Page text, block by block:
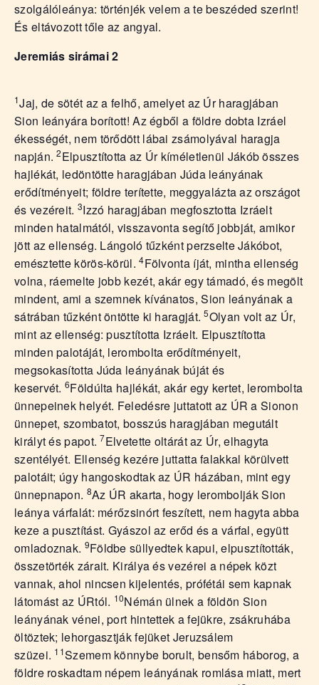
szolgálóleánya: történjék velem a te beszéded szerint!
És eltávozott tőle az angyal.
Jeremiás sirámai 2
1Jaj, de sötét az a felhő, amelyet az Úr haragjában
Sion leányára borított! Az égből a földre dobta Izráel
ékességét, nem törődött lábai zsámolyával haragja
napján.2Elpusztította az Úr kíméletlenül Jákób összes
hajlékát, ledöntötte haragjában Júda leányának
erődítményeit; földre terítette, meggyalázta az országot
és vezéreit. 3Izzó haragjában megfosztotta Izráelt
minden hatalmától, visszavonta segítő jobbját, amikor
jött az ellenség. Lángoló tűzként perzselte Jákóbot,
emésztette körös-körül.4Fölvonta íját, mintha ellenség
volna, ráemelte jobb kezét, akár egy támadó, és megölt
mindent, ami a szemnek kívánatos, Sion leányának a
sátrában tűzként öntötte ki haragját.5Olyan volt az Úr,
mint az ellenség: pusztította Izráelt. Elpusztította
minden palotáját, lerombolta erődítményeit,
megsokasította Júda leányának búját és
keservét. 6Földúlta hajlékát, akár egy kertet, lerombolta
ünnepeinek helyét. Feledésre juttatott az ÚR a Sionon
ünnepet, szombatot, bosszús haragjában megutált
királyt és papot.7Elvetette oltárát az Úr, elhagyta
szentélyét. Ellenség kezére juttatta falakkal körülvett
palotáit; úgy hangoskodtak az ÚR házában, mint egy
ünnepnapon. 8Az ÚR akarta, hogy lerombolják Sion
leánya várfalát: mérőzsinórt feszített, nem hagyta abba
keze a pusztítást. Gyászol az erőd és a várfal, együtt
omladoznak. 9Földbe süllyedtek kapui, elpusztították,
összetörték zárait. Királya és vezérei a népek közt
vannak, ahol nincsen kijelentés, prófétái sem kapnak
látomást az ÚRtól. 10Némán ülnek a földön Sion
leányának vénei, port hintettek a fejükre, zsákruhába
öltöztek; lehorgasztják fejüket Jeruzsálem
szüzei. 11Szemem könnybe borult, bensőm háborog, a
földre roskadtam népem leányának romlása miatt, mert